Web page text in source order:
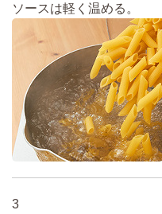
ソースは軽く温める。
3